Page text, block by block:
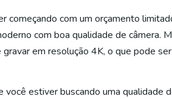
começando com um orçamento
com boa qualidade de câmera.
gravar em resolução 4K, o que pode
você estiver buscando uma qualidade